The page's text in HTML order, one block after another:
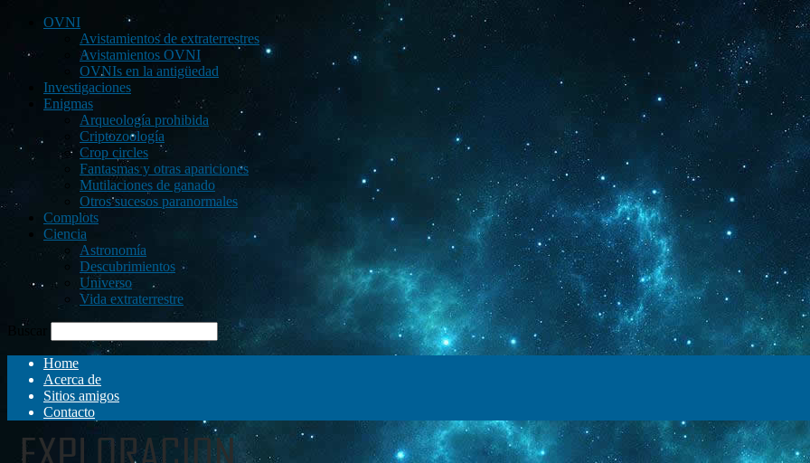
OVNI
Avistamientos de extraterrestres
Avistamientos OVNI
OVNIs en la antigüedad
Investigaciones
Enigmas
Arqueología prohibida
Criptozoología
Crop circles
Fantasmas y otras apariciones
Mutilaciones de ganado
Otros sucesos paranormales
Complots
Ciencia
Astronomía
Descubrimientos
Universo
Vida extraterrestre
Buscar
Home
Acerca de
Sitios amigos
Contacto